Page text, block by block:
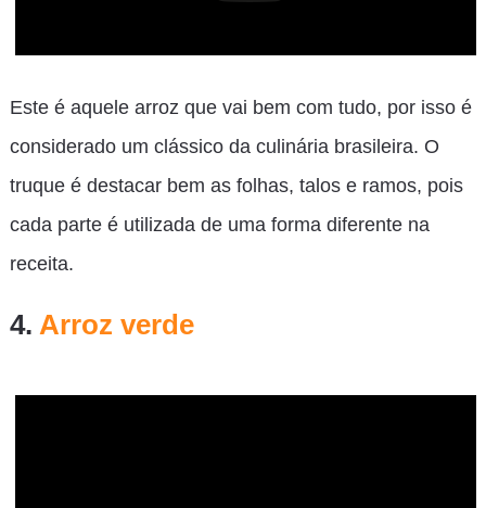
Este é aquele arroz que vai bem com tudo, por isso é
considerado um clássico da culinária brasileira. O
truque é destacar bem as folhas, talos e ramos, pois
cada parte é utilizada de uma forma diferente na
receita.
4. Arroz verde